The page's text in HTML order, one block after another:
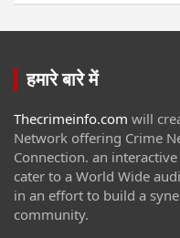
हमारे बारे में
Thecrimeinfo.com will
Network offering Crime
Connection. an
cater to a World Wide
in an effort to build a
community.